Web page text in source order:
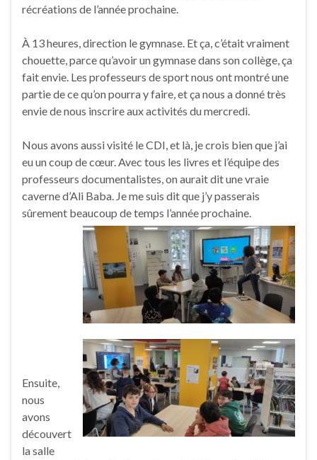
récréations de l’année prochaine.
À 13 heures, direction le gymnase. Et ça, c’était vraiment
chouette, parce qu’avoir un gymnase dans son collège, ça
fait envie. Les professeurs de sport nous ont montré une
partie de ce qu’on pourra y faire, et ça nous a donné très
envie de nous inscrire aux activités du mercredi.
Nous avons aussi visité le CDI, et là, je crois bien que j’ai
eu un coup de cœur. Avec tous les livres et l’équipe des
professeurs documentalistes, on aurait dit une vraie
caverne d’Ali Baba. Je me suis dit que j’y passerais
sûrement beaucoup de temps l’année prochaine.
Ensuite,
nous
avons
découvert
la salle